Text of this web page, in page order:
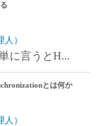
）
に言うとH...
とは何か
）